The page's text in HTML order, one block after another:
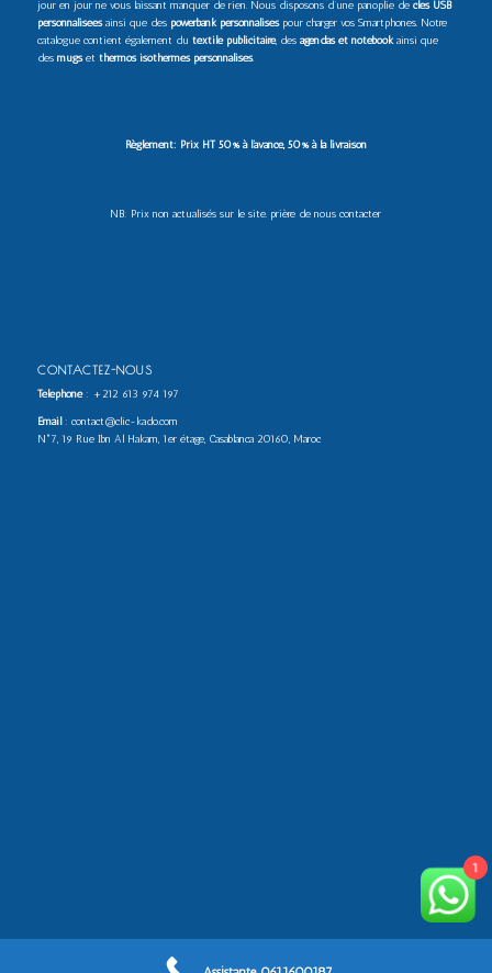
jour en jour ne vous laissant manquer de rien. Nous disposons d’une panoplie de clés USB
personnaliséesainsi que des powerbank personnaliséspour charger vos Smartphones. Notre
catalogue contient également du textile publicitaire, des agendas et notebookainsi que
des mugset thermos isothermes personnalisés.
Règlement: Prix HT 50% à l’avance, 50% à la livraison
NB: Prix non actualisés sur le site. prière de nous contacter
CONTACTEZ-NOUS
Téléphone: +212 613 974 197
Email: contact@clic-kado.com
N°7, 19 Rue Ibn Al Hakam, 1er étage, Casablanca 20160, Maroc
1